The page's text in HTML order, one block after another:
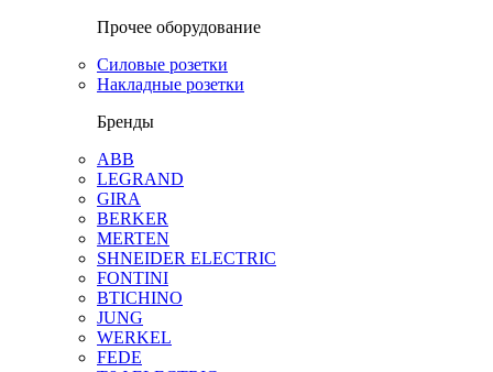
Прочее оборудование
Силовые розетки
Накладные розетки
Бренды
ABB
LEGRAND
GIRA
BERKER
MERTEN
SHNEIDER ELECTRIC
FONTINI
BTICHINO
JUNG
WERKEL
FEDE